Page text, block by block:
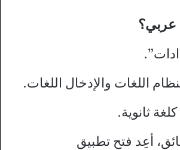
اللغات والإدخال اللغات.
ثانوية.
أعِد فتح تطبيق